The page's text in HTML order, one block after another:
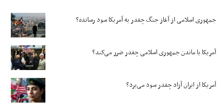
جمهوری اسلامی از آغاز جنگ چقدر به آمریکا سود رسانده؟
آمریکا با ماندن جمهوری اسلامی چقدر ضرر می‌کند؟
آمریکا از ایران آزاد چقدر سود می‌برد؟